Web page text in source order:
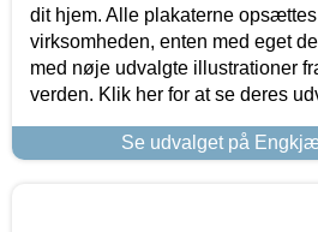
dit hjem. Alle plakaterne
virksomheden, enten med eget
med nøje udvalgte illustrationer
verden. Klik her for at se deres
Se udvalget på